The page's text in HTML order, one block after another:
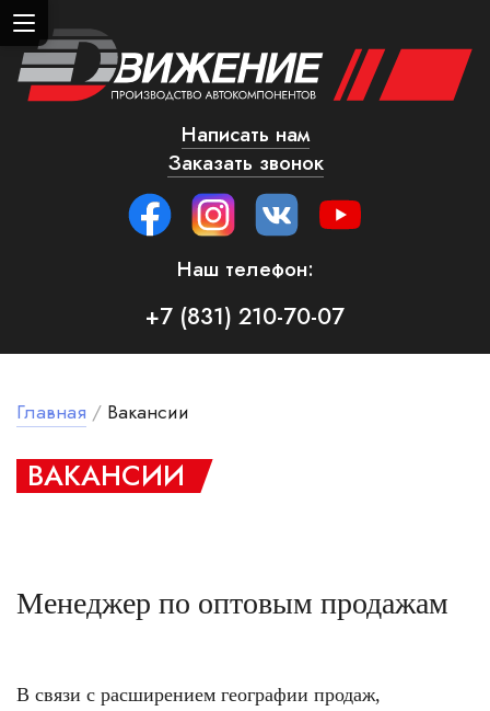
Написать нам
Заказать звонок
Наш телефон:
+7 (831) 210-70-07
Главная / Вакансии
ВА­КАН­СИИ
Менеджер по оптовым продажам
В связи с расширением географии продаж,